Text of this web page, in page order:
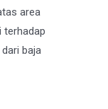
area
terhadap
baja